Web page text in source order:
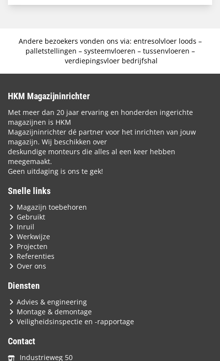
Andere bezoekers vonden ons via: entresolvloer loods –
palletstellingen – systeemvloeren – tussenvloeren –
verdiepingsvloer bedrijfshal
HKM Magazijninrichter
Met meer dan 20 jaar ervaring en honderden ingerichte
magazijnen is HKM
Magazijninrichter dé partner voor het inrichten van jouw
magazijn. Wij beschikken over
deskundige monteurs die alles al een keer hebben
meegemaakt.
Geen uitdaging is ons te gek!
Snelle links
Magazijn toebehoren
Gebruikt
Inruil
Werkwijze
Projecten
Referenties
Over ons
Diensten
Advies & engineering
Montage & demontage
Veiligheidsinspectie en -rapportage
Contact
Industrieweg 50